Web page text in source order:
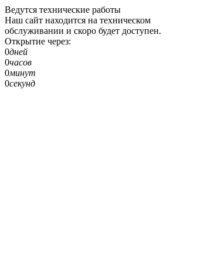
Ведутся технические работы
Наш сайт находится на техническом
обслуживании и скоро будет доступен.
Открытие через:
0дней
0часов
0минут
0секунд